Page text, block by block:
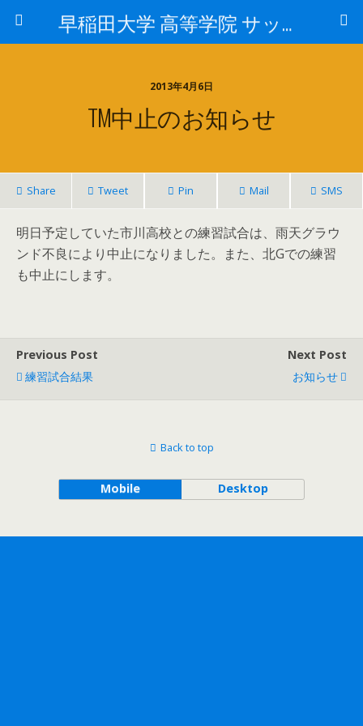
早稲田大学 高等学院 サッカー部
2013年4月6日
TM中止のお知らせ
Share Tweet Pin Mail SMS
明日予定していた市川高校との練習試合は、雨天グラウ
ンド不良により中止になりました。また、北Gでの練習
も中止にします。
Previous Post
練習試合結果
Next Post
お知らせ
Back to top
Mobile Desktop